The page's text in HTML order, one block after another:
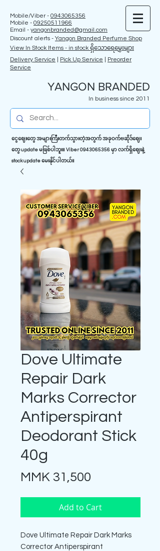
Mobile/Viber - 0943065356
Mobile - 09250511966
Email - yangonbranded@gmail.com
Discount alerts - Yangon Branded Perfume Shop
View In Stock Items - in stock ရှိသောရေမွှေးများ
Delivery Service
Pick Up Service
Preorder
Service
YANGON BRANDED
In business since 2011
ငွေဈေးတွေ အများကြီးတက်သွားတဲ့အတွက် အခုဝက်ဗဆိုဒ်ဈေး
တွေ update မဖြစ်ပါဘူး။ Viber0943065356 မှာ လက်ရှိဈေးနဲ့
stock update မေးနိုင်ပါတယ်။
Dove Ultimate
Repair Dark
Marks Corrector
Antiperspirant
Deodorant Stick
40g
MMK 31,500
Add to Cart
Dove Ultimate Repair Dark Marks
Corrector Antiperspirant